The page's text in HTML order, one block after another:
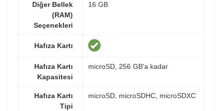
Diğer Bellek
(RAM)
Seçenekleri
16 GB
Hafıza Kartı
Hafıza Kartı
Kapasitesi
microSD, 256 GB'a kadar
Hafıza Kartı
Tipi
microSD, microSDHC, microSDXC